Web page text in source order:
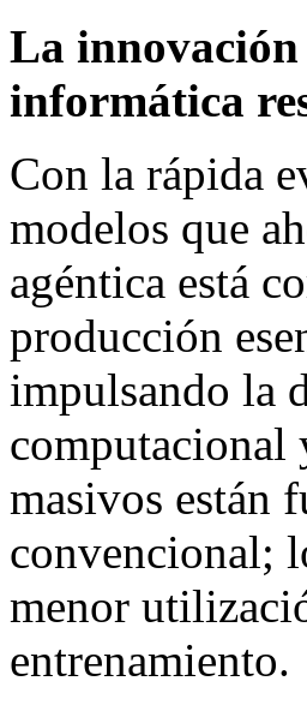
La innovación
informática
Con la rápida
modelos que
agéntica está
producción
impulsando la
computacional
masivos están
convencional;
menor
entrenamiento.